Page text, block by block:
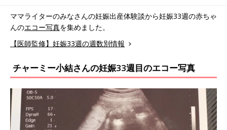
ママライターのみなさんの妊娠出産体験談から妊娠33週の赤ちゃ
んのエコー写真を集めました。
【医師監修】妊娠33週の週数別情報
チャーミー小結さんの妊娠33週目のエコー写真